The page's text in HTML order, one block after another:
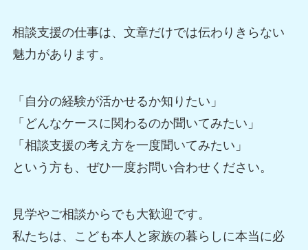
相談支援の仕事は、文章だけでは伝わりきらない
魅力があります。
「自分の経験が活かせるか知りたい」
「どんなケースに関わるのか聞いてみたい」
「相談支援の考え方を一度聞いてみたい」
という方も、ぜひ一度お問い合わせください。
見学やご相談からでも大歓迎です。
私たちは、こども本人と家族の暮らしに本当に必